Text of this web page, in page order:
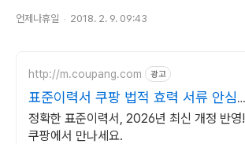
언제나휴일 2018. 2. 9. 09:43
http://m.coupang.com 광고
표준이력서 쿠팡 법적 효력 서류 안심
하고
정확한 표준이력서, 2026년 최신 개정 반영!
쿠팡에서 만나세요.